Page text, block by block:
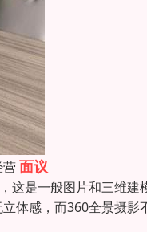
营面议
这是一般图片和三维
体感，而360全景摄